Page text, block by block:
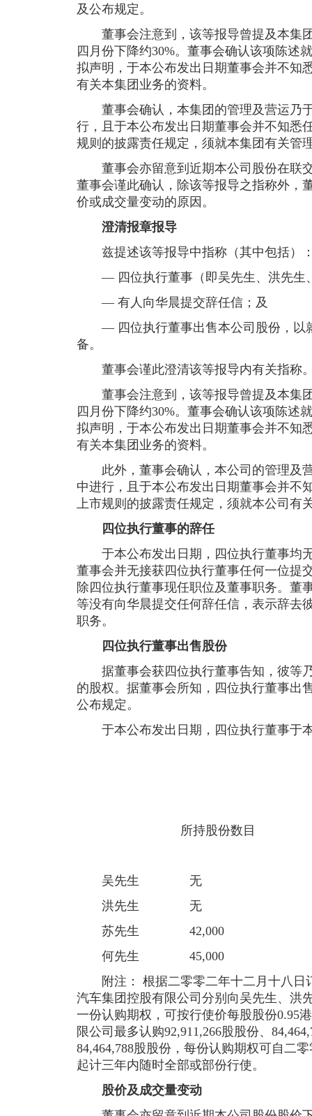
及公布规定。
董事会注意到，该等报导曾提及本集
四月份下降约30%。董事会确认该项陈述
拟声明，于本公布发出日期董事会并不知
有关本集团业务的资料。
董事会确认，本集团的管理及营运乃
行，且于本公布发出日期董事会并不知悉
规则的披露责任规定，须就本集团有关管
董事会亦留意到近期本公司股份在联
董事会谨此确认，除该等报导之指称外，
价或成交量变动的原因。
澄清报章报导
兹提述该等报导中指称（其中包括）
— 四位执行董事（即吴先生、洪先生
— 有人向华晨提交辞任信；及
— 四位执行董事出售本公司股份，以
备。
董事会谨此澄清该等报导内有关指称
董事会注意到，该等报导曾提及本集
四月份下降约30%。董事会确认该项陈述
拟声明，于本公布发出日期董事会并不知
有关本集团业务的资料。
此外，董事会确认，本公司的管理及
中进行，且于本公布发出日期董事会并不
上市规则的披露责任规定，须就本公司有
四位执行董事的辞任
于本公布发出日期，四位执行董事均
董事会并无接获四位执行董事任何一位提
除四位执行董事现任职位及董事职务。董
等没有向华晨提交任何辞任信，表示辞去
职务。
四位执行董事出售股份
据董事会获四位执行董事告知，彼等
的股权。据董事会所知，四位执行董事出
公布规定。
于本公布发出日期，四位执行董事于
所持股份数目 购股
吴先生 无
洪先生 无
苏先生 42,000
何先生 45,000
附注： 根据二零零二年十二月十八日
汽车集团控股有限公司分别向吴先生、洪
一份认购期权，可按行使价每股股份0.95
限公司最多认购92,911,266股股份、
84,464,788股股份，每份认购期权可自二
起计三年内随时全部或部份行使。
股价及成交量变动